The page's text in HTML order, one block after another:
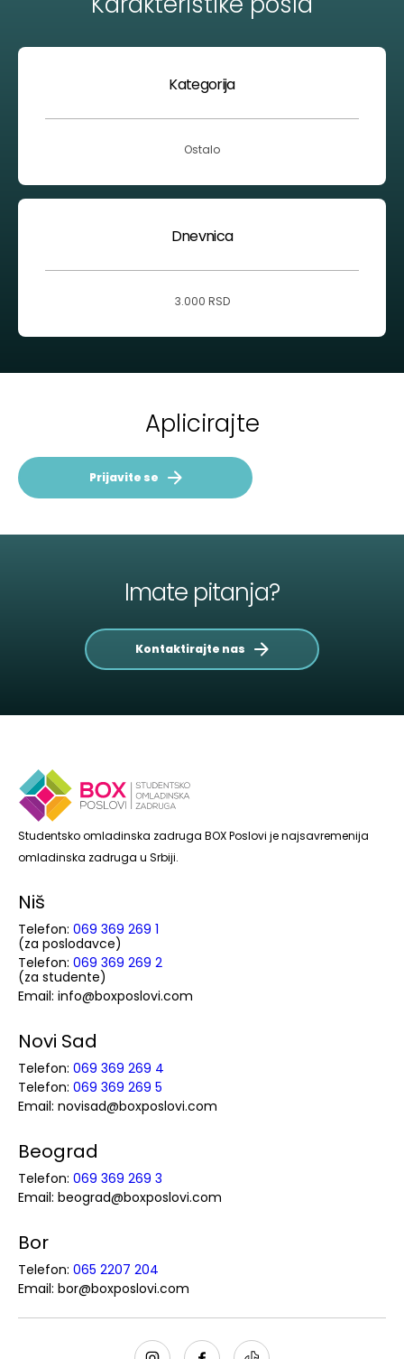
Kategorija
Ostalo
Dnevnica
3.000 RSD
Aplicirajte
Prijavite se
Imate pitanja?
Kontaktirajte nas
Studentsko omladinska zadruga BOX Poslovi je najsavremenija
omladinska zadruga u Srbiji.
Niš
Telefon: 069 369 269 1
(za poslodavce)
Telefon: 069 369 269 2
(za studente)
Email: info@boxposlovi.com
Novi Sad
Telefon: 069 369 269 4
Telefon: 069 369 269 5
Email: novisad@boxposlovi.com
Beograd
Telefon: 069 369 269 3
Email: beograd@boxposlovi.com
Bor
Telefon: 065 2207 204
Email: bor@boxposlovi.com